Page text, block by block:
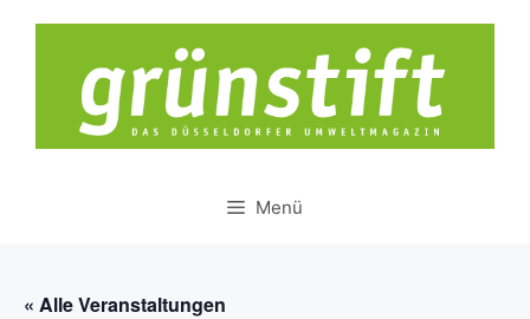
Menü
« Alle Veranstaltungen